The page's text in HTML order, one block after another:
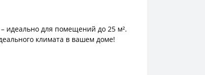
идеально для помещений до 25 м².
климата в вашем доме!